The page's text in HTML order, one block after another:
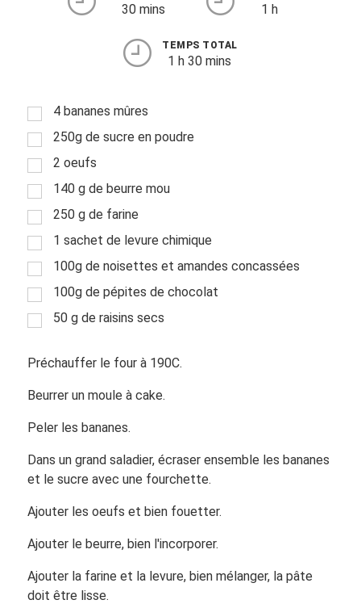
30 mins 1 h
TEMPS TOTAL
1 h 30 mins
4 bananes mûres
250g de sucre en poudre
2 oeufs
140 g de beurre mou
250 g de farine
1 sachet de levure chimique
100g de noisettes et amandes concassées
100g de pépites de chocolat
50 g de raisins secs
Préchauffer le four à 190C.
Beurrer un moule à cake.
Peler les bananes.
Dans un grand saladier, écraser ensemble les bananes
et le sucre avec une fourchette.
Ajouter les oeufs et bien fouetter.
Ajouter le beurre, bien l'incorporer.
Ajouter la farine et la levure, bien mélanger, la pâte
doit être lisse.